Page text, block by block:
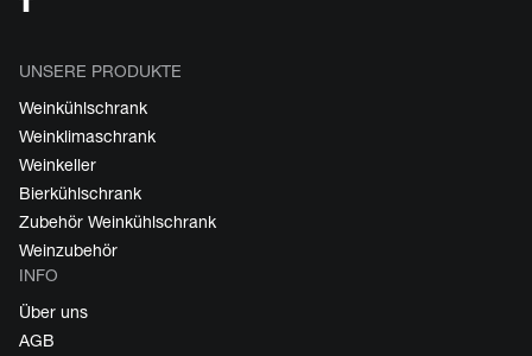
UNSERE PRODUKTE
Weinkühlschrank
Weinklimaschrank
Weinkeller
Bierkühlschrank
Zubehör Weinkühlschrank
Weinzubehör
INFO
Über uns
AGB